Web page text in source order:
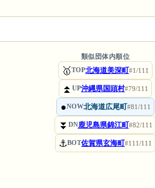
類似団体内順位
🥇TOP北海道美深町#1/111
⏫ UP沖縄県国頭村#79/111
●NOW北海道広尾町#81/111
⏬ DN鹿児島県錦江町#82/111
⚓BOT佐賀県玄海町#111/111